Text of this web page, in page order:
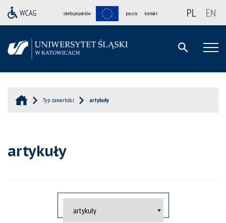
strefa projektów poczta kontakt PL EN
Typ zawartości artykuły
artykuły